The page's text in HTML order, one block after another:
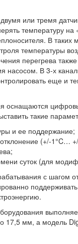
или тремя
температуру
В таких
температуры
перегрева также
насосом. В 3-х
еще и
оснащаются
такие
и ее поддержание;
(+/-1°C…
суток (для
с шагом
17,5 мм, а модель